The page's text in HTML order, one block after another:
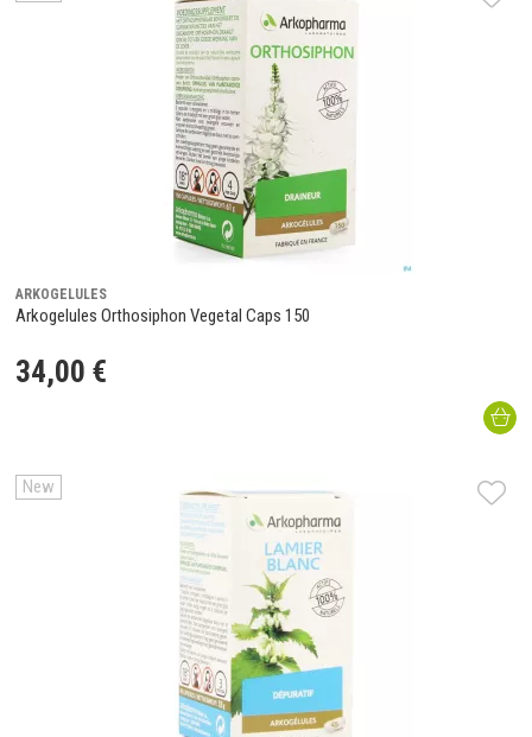
ARKOGELULES
Arkogelules Orthosiphon Vegetal Caps 150
34,00 €
New